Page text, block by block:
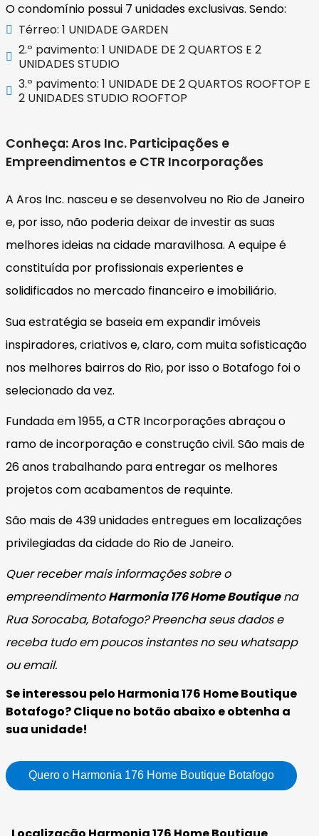
O condomínio possui 7 unidades exclusivas. Sendo:
Térreo: 1 UNIDADE GARDEN
2.º pavimento: 1 UNIDADE DE 2 QUARTOS E 2
UNIDADES STUDIO
3.º pavimento: 1 UNIDADE DE 2 QUARTOS ROOFTOP E
2 UNIDADES STUDIO ROOFTOP
Conheça: Aros Inc. Participações e
Empreendimentos e CTR Incorporações
A Aros Inc. nasceu e se desenvolveu no Rio de Janeiro
e, por isso, não poderia deixar de investir as suas
melhores ideias na cidade maravilhosa. A equipe é
constituída por profissionais experientes e
solidificados no mercado financeiro e imobiliário.
Sua estratégia se baseia em expandir imóveis
inspiradores, criativos e, claro, com muita sofisticação
nos melhores bairros do Rio, por isso o Botafogo foi o
selecionado da vez.
Fundada em 1955, a CTR Incorporações abraçou o
ramo de incorporação e construção civil. São mais de
26 anos trabalhando para entregar os melhores
projetos com acabamentos de requinte.
São mais de 439 unidades entregues em localizações
privilegiadas da cidade do Rio de Janeiro.
Quer receber mais informações sobre o
empreendimentoHarmonia 176 Home Boutiquena
Rua Sorocaba, Botafogo? Preencha seus dados e
receba tudo em poucos instantes no seu whatsapp
ou email.
Se interessou pelo Harmonia 176 Home Boutique
Botafogo? Clique no botão abaixo e obtenha a
sua unidade!
Quero o Harmonia 176 Home Boutique Botafogo